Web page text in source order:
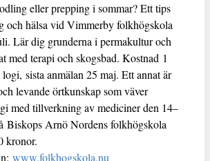
eller prepping i sommar? Ett tips
och hälsa vid Vimmerby folkhögskola
Lär dig grunderna i permakultur och
med terapi och skogsbad. Kostnad 1
sista anmälan 25 maj. Ett annat är
levande örtkunskap som väver
med tillverkning av mediciner den 14–
Biskops Arnö Nordens folkhögskola
kronor.
www.folkhogskola.nu